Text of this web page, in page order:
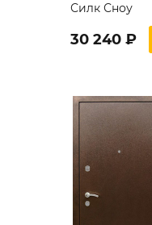
Силк Сноу
30 240 ₽